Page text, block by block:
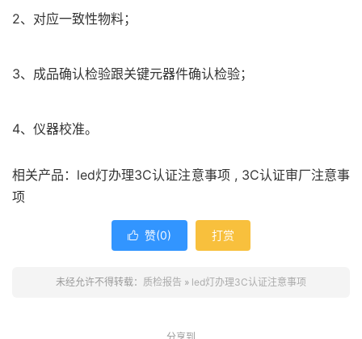
2、对应一致性物料；
3、成品确认检验跟关键元器件确认检验；
4、仪器校准。
相关产品：led灯办理3C认证注意事项 , 3C认证审厂注意事
项
 赞(0) 打赏
未经允许不得转载： 质检报告 » led灯办理3C认证注意事项